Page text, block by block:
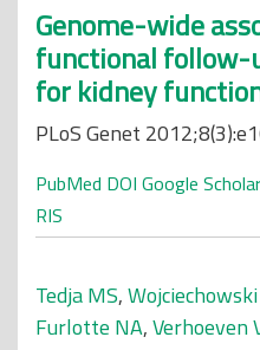
Genome-wide
functional follow-
for kidney
PLoS Genet
PubMed DOI Google Scholar
RIS
Tedja MS,
Furlotte NA,Verhoeven